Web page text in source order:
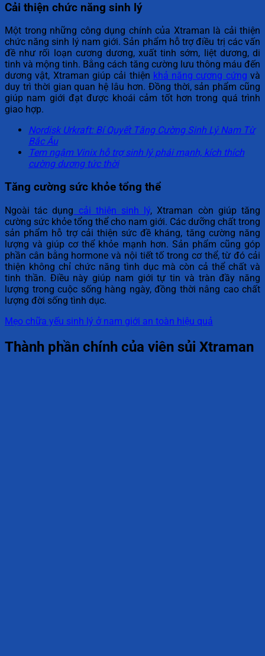
Cải thiện chức năng sinh lý
Một trong những công dụng chính của Xtraman là cải thiện
chức năng sinh lý nam giới. Sản phẩm hỗ trợ điều trị các vấn
đề như rối loạn cương dương, xuất tinh sớm, liệt dương, di
tinh và mộng tinh. Bằng cách tăng cường lưu thông máu đến
dương vật, Xtraman giúp cải thiện khả năng cương cứng và
duy trì thời gian quan hệ lâu hơn. Đồng thời, sản phẩm cũng
giúp nam giới đạt được khoái cảm tốt hơn trong quá trình
giao hợp.
Nordisk Urkraft: Bí Quyết Tăng Cường Sinh Lý Nam Từ
Bắc Âu
Tem ngậm Vinix hỗ trợ sinh lý phái mạnh, kích thích
cường dương tức thời
Tăng cường sức khỏe tổng thể
Ngoài tác dụng cải thiện sinh lý, Xtraman còn giúp tăng
cường sức khỏe tổng thể cho nam giới. Các dưỡng chất trong
sản phẩm hỗ trợ cải thiện sức đề kháng, tăng cường năng
lượng và giúp cơ thể khỏe mạnh hơn. Sản phẩm cũng góp
phần cân bằng hormone và nội tiết tố trong cơ thể, từ đó cải
thiện không chỉ chức năng tình dục mà còn cả thể chất và
tinh thần. Điều này giúp nam giới tự tin và tràn đầy năng
lượng trong cuộc sống hàng ngày, đồng thời nâng cao chất
lượng đời sống tình dục.
Mẹo chữa yếu sinh lý ở nam giới an toàn hiệu quả
Thành phần chính của viên sủi Xtraman